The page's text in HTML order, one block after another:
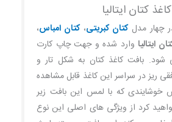
کاغذ کتان ایتالیا
چهار مدلکتان کبریتی،کتان امباس،
ایتالیا وارد شده و جهت چاپ کارت
شود. بافت کاغذ کتان به شکل تار و
ریز در سراسر این کاغذ قابل مشاهده
که با لمس این بافت زیر
کرد از ویژگی های اصلی این نوع